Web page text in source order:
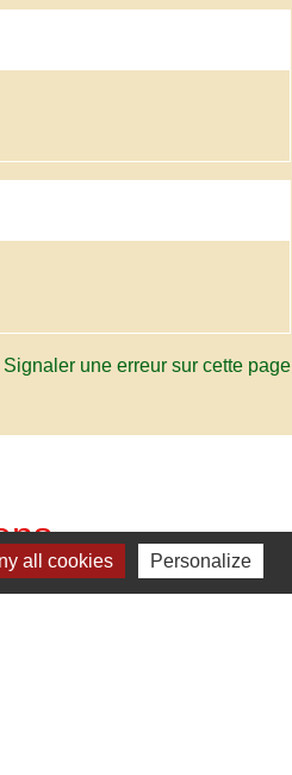
Signaler une erreur sur cette page
et Gartempe
all cookies Personalize